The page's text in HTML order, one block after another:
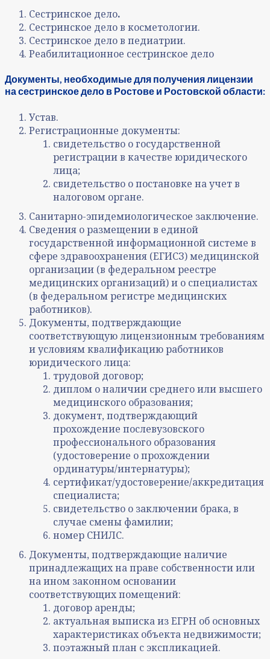
Сестринское дело.
Сестринское дело в косметологии.
Сестринское дело в педиатрии.
Реабилитационное сестринское дело
Документы, необходимые для получения лицензии
на сестринское дело в Ростове и Ростовской области:
Устав.
Регистрационные документы:
свидетельство о государственной
регистрации в качестве юридического
лица;
свидетельство о постановке на учет в
налоговом органе.
Санитарно-эпидемиологическое заключение.
Сведения о размещении в единой
государственной информационной системе в
сфере здравоохранения (ЕГИСЗ) медицинской
организации (в федеральном реестре
медицинских организаций) и о специалистах
(в федеральном регистре медицинских
работников).
Документы, подтверждающие
соответствующую лицензионным требованиям
и условиям квалификацию работников
юридического лица:
трудовой договор;
диплом о наличии среднего или высшего
медицинского образования;
документ, подтверждающий
прохождение послевузовского
профессионального образования
(удостоверение о прохождении
ординатуры/интернатуры);
сертификат/удостоверение/аккредитация
специалиста;
свидетельство о заключении брака, в
случае смены фамилии;
номер СНИЛС.
Документы, подтверждающие наличие
принадлежащих на праве собственности или
на ином законном основании
соответствующих помещений:
договор аренды;
актуальная выписка из ЕГРН об основных
характеристиках объекта недвижимости;
поэтажный план с экспликацией.